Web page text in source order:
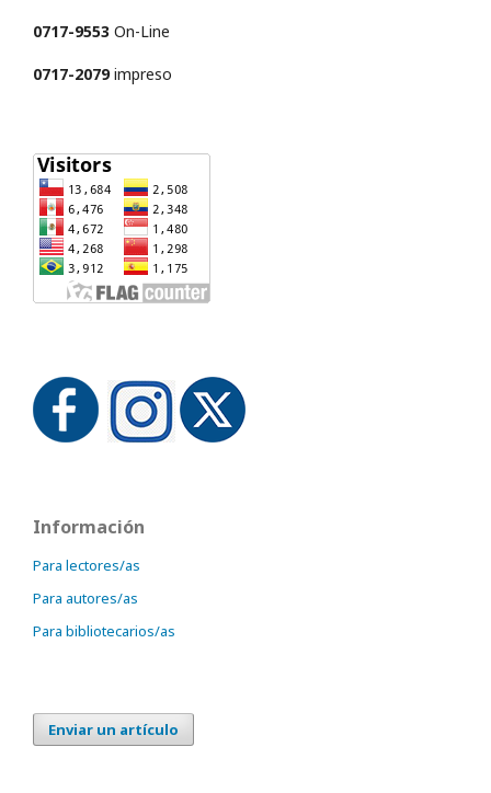
0717-9553 On-Line
0717-2079impreso
Información
Para lectores/as
Para autores/as
Para bibliotecarios/as
Enviar un artículo